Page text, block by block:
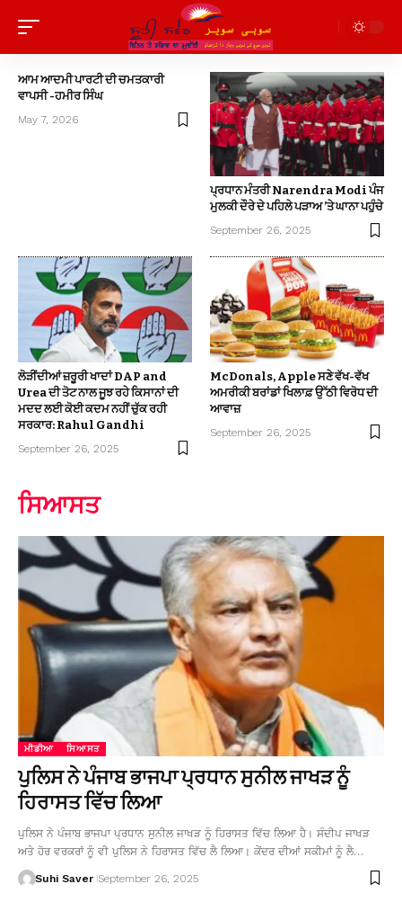
ਆਮ ਆਦਮੀ ਪਾਰਟੀ ਦੀ ਚਮਤਕਾਰੀ
ਵਾਪਸੀ -ਹਮੀਰ ਸਿੰਘ
May 7, 2026
ਪ੍ਰਧਾਨ ਮੰਤਰੀ Narendra Modi ਪੰਜ
ਮੁਲਕੀ ਦੌਰੇ ਦੇ ਪਹਿਲੇ ਪੜਾਅ ’ਤੇ ਘਾਨਾ ਪਹੁੰਚੇ
September 26, 2025
ਲੋੜੀਂਦੀਆਂ ਜ਼ਰੂਰੀ ਖਾਦਾਂ DAP and
Urea ਦੀ ਤੋਟ ਨਾਲ ਜੂਝ ਰਹੇ ਕਿਸਾਨਾਂ ਦੀ
ਮਦਦ ਲਈ ਕੋਈ ਕਦਮ ਨਹੀਂ ਚੁੱਕ ਰਹੀ
ਸਰਕਾਰ: Rahul Gandhi
September 26, 2025
McDonals, Apple ਸਣੇ ਵੱਖ-ਵੱਖ
ਅਮਰੀਕੀ ਬਰਾਂਡਾਂ ਖਿਲਾਫ਼ ਉੱਠੀ ਵਿਰੋਧ ਦੀ
ਆਵਾਜ਼
September 26, 2025
ਸਿਆਸਤ
ਮੀਡੀਆ ਸਿਆਸਤ
ਪੁਲਿਸ ਨੇ ਪੰਜਾਬ ਭਾਜਪਾ ਪ੍ਰਧਾਨ ਸੁਨੀਲ ਜਾਖੜ ਨੂੰ
ਹਿਰਾਸਤ ਵਿੱਚ ਲਿਆ
ਪੁਲਿਸ ਨੇ ਪੰਜਾਬ ਭਾਜਪਾ ਪ੍ਰਧਾਨ ਸੁਨੀਲ ਜਾਖੜ ਨੂੰ ਹਿਰਾਸਤ ਵਿੱਚ ਲਿਆ ਹੈ। ਸੰਦੀਪ ਜਾਖੜ
ਅਤੇ ਹੋਰ ਵਰਕਰਾਂ ਨੂੰ ਵੀ ਪੁਲਿਸ ਨੇ ਹਿਰਾਸਤ ਵਿੱਚ ਲੈ ਲਿਆ। ਕੇਂਦਰ ਦੀਆਂ ਸਕੀਮਾਂ ਨੂੰ ਲੈ…
Suhi Saver September 26, 2025